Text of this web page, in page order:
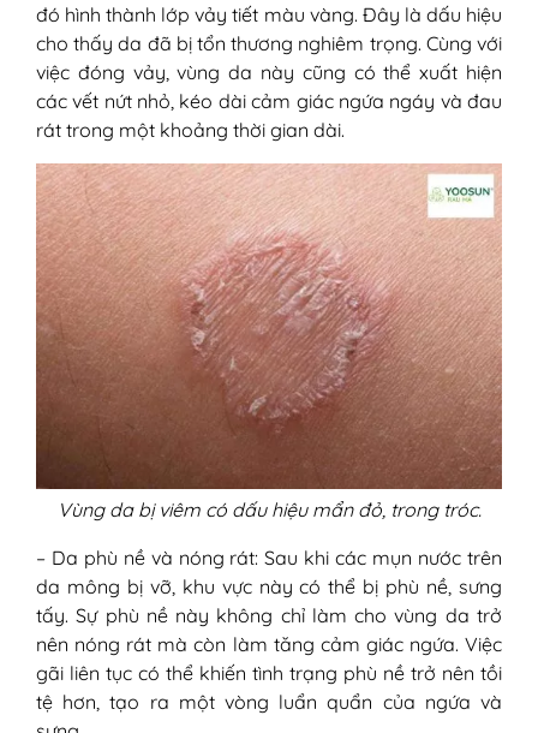
đó hình thành lớp vảy tiết màu vàng. Đây là dấu hiệu
cho thấy da đã bị tổn thương nghiêm trọng. Cùng với
việc đóng vảy, vùng da này cũng có thể xuất hiện
các vết nứt nhỏ, kéo dài cảm giác ngứa ngáy và đau
rát trong một khoảng thời gian dài.
Vùng da bị viêm có dấu hiệu mẩn đỏ, trong tróc.
– Da phù nề và nóng rát: Sau khi các mụn nước trên
da mông bị vỡ, khu vực này có thể bị phù nề, sưng
tấy. Sự phù nề này không chỉ làm cho vùng da trở
nên nóng rát mà còn làm tăng cảm giác ngứa. Việc
gãi liên tục có thể khiến tình trạng phù nề trở nên tồi
tệ hơn, tạo ra một vòng luẩn quẩn của ngứa và